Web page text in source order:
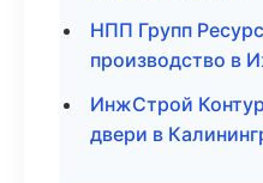
НПП Групп
производство в
ИнжСтрой
двери в